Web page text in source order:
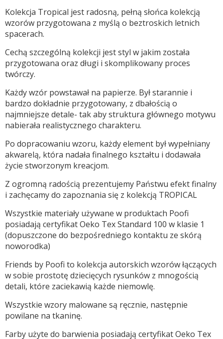
Kolekcja Tropical jest radosną, pełną słońca kolekcją
wzorów przygotowana z myślą o beztroskich letnich
spacerach.
Cechą szczególną kolekcji jest styl w jakim została
przygotowana oraz długi i skomplikowany proces
twórczy.
Każdy wzór powstawał na papierze. Był starannie i
bardzo dokładnie przygotowany, z dbałością o
najmniejsze detale- tak aby struktura głównego motywu
nabierała realistycznego charakteru.
Po dopracowaniu wzoru, każdy element był wypełniany
akwarelą, która nadała finalnego kształtu i dodawała
życie stworzonym kreacjom.
Z ogromną radością prezentujemy Państwu efekt finalny
i zachęcamy do zapoznania się z kolekcją TROPICAL
Wszystkie materiały używane w produktach Poofi
posiadają certyfikat Oeko Tex Standard 100 w klasie 1
(dopuszczone do bezpośredniego kontaktu ze skórą
noworodka)
Friends by Poofi to kolekcja autorskich wzorów łączących
w sobie prostotę dziecięcych rysunków z mnogością
detali, które zaciekawią każde niemowlę.
Wszystkie wzory malowane są ręcznie, następnie
powilane na tkaninę.
Farby użyte do barwienia posiadają certyfikat Oeko Tex